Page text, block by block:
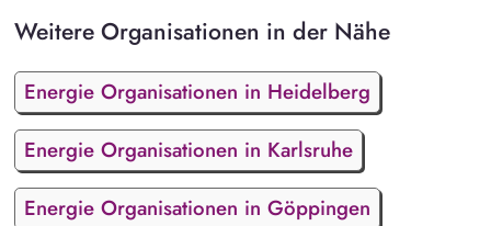
Weitere Organisationen in der Nähe
Energie Organisationen in Heidelberg
Energie Organisationen in Karlsruhe
Energie Organisationen in Göppingen